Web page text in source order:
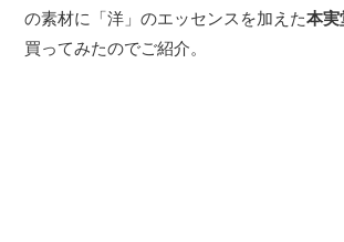
の素材に「洋」のエッセンスを加えた本実
買ってみたのでご紹介。